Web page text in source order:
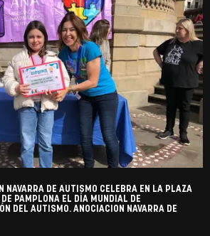
NAVARRA DE AUTISMO CELEBRA EN LA PLAZA
DE PAMPLONA EL DÍA MUNDIAL DE
DEL AUTISMO. ANOCIACION NAVARRA DE